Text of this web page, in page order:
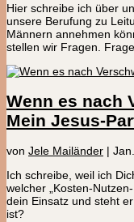
Hier schreibe ich über
unsere Berufung zu
Männern annehmen
stellen wir Fragen.
Wenn es nach
Mein Jesus-
von Jele Mailänder |
Ich schreibe, weil ich
welcher „Kosten-
dein Einsatz und steht
ist?